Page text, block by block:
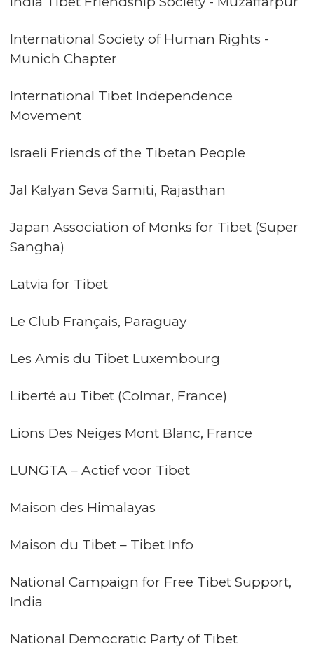
International Society of Human Rights -
Munich Chapter
International Tibet Independence
Movement
Israeli Friends of the Tibetan People
Jal Kalyan Seva Samiti, Rajasthan
Japan Association of Monks for Tibet (Super
Sangha)
Latvia for Tibet
Le Club Français, Paraguay
Les Amis du Tibet Luxembourg
Liberté au Tibet (Colmar, France)
Lions Des Neiges Mont Blanc, France
LUNGTA – Actief voor Tibet
Maison des Himalayas
Maison du Tibet – Tibet Info
National Campaign for Free Tibet Support,
India
National Democratic Party of Tibet